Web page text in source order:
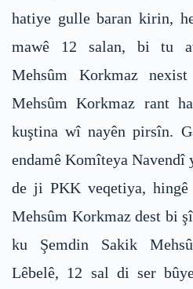
hatiye gulle baran kirin,
mawê 12 salan, bi tu
Mehsûm Korkmaz
Mehsûm Korkmaz rant
kuştina wî nayên pirsîn.
endamê Komîteya Navendî
de ji PKK veqetiya,
Mehsûm Korkmaz dest bi
ku Şemdin Sakik
Lêbelê, 12 sal di ser